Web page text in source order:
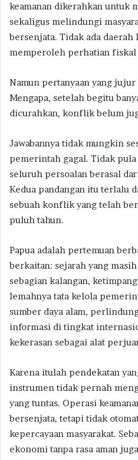
keamanan dikerahkan untuk
sekaligus melindungi
bersenjata. Tidak ada
memperoleh perhatian fiskal
Namun pertanyaan yang
Mengapa, setelah begitu
dicurahkan, konflik belum
Jawabannya tidak mungkin
pemerintah gagal. Tidak
seluruh persoalan berasal
Kedua pandangan itu terlalu
sebuah konflik yang telah
puluh tahun.
Papua adalah pertemuan
berkaitan: sejarah yang
sebagian kalangan,
lemahnya tata kelola
sumber daya alam,
informasi di tingkat
kekerasan sebagai alat
Karena itulah pendekatan
instrumen tidak pernah
yang tuntas. Operasi
bersenjata, tetapi tidak
kepercayaan masyarakat.
ekonomi tanpa rasa aman